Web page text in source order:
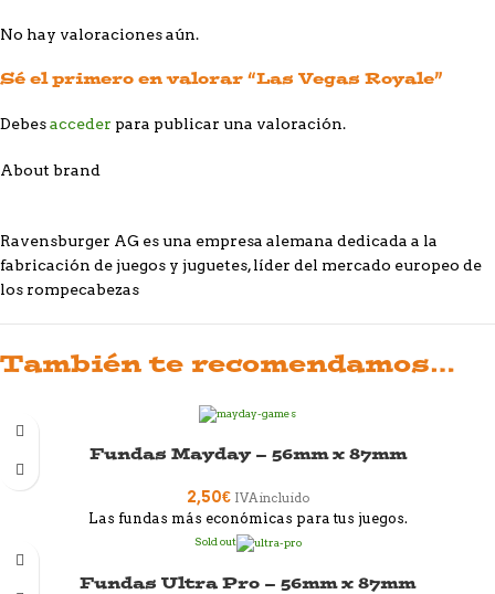
No hay valoraciones aún.
Sé el primero en valorar “Las Vegas Royale”
Debesacceder para publicar una valoración.
About brand
Ravensburger AG es una empresa alemana dedicada a la
fabricación de juegos y juguetes, líder del mercado europeo de
los rompecabezas
También te recomendamos…
Fundas Mayday – 56mm x 87mm
2,50€ IVA incluido
Las fundas más económicas para tus juegos.
Sold out
Fundas Ultra Pro – 56mm x 87mm